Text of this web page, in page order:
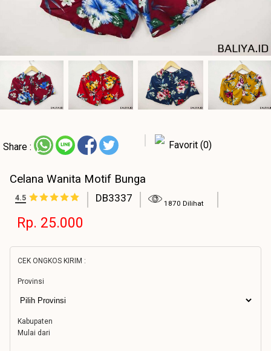
Share : Favorit (0)
Celana Wanita Motif Bunga
4.5 DB3337 1870 Dilihat
Rp. 25.000
CEK ONGKOS KIRIM :
Provinsi
Kabupaten
Mulai dari